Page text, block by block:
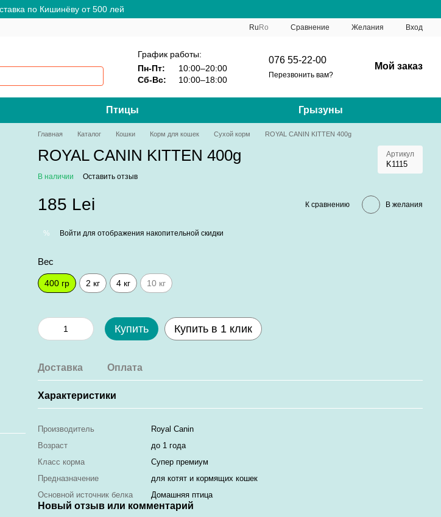
по Кишинёву от 500 лей
Ru Ro Сравнение Желания Вход
График работы:
Пн-Пт:
10:00–20:00
Сб-Вс:
10:00–18:00
076 55-22-00
Перезвонить вам?
Мой заказ
Птицы Грызуны
Главная Каталог Кошки Корм для кошек Сухой корм ROYAL CANIN KITTEN 400g
ROYAL CANIN KITTEN 400g Артикул
K1115
В наличии Оставить отзыв
185 Lei К сравнению В желания
% Войти для отображения накопительной скидки
Вес
400 гр 2 кг 4 кг 10 кг
Купить Купить в 1 клик
Доставка Оплата
Характеристики
Производитель
Royal Canin
Возраст
до 1 года
Класс корма
Супер премиум
Предназначение
для котят и кормящих кошек
Основной источник белка
Домашняя птица
Новый отзыв или комментарий